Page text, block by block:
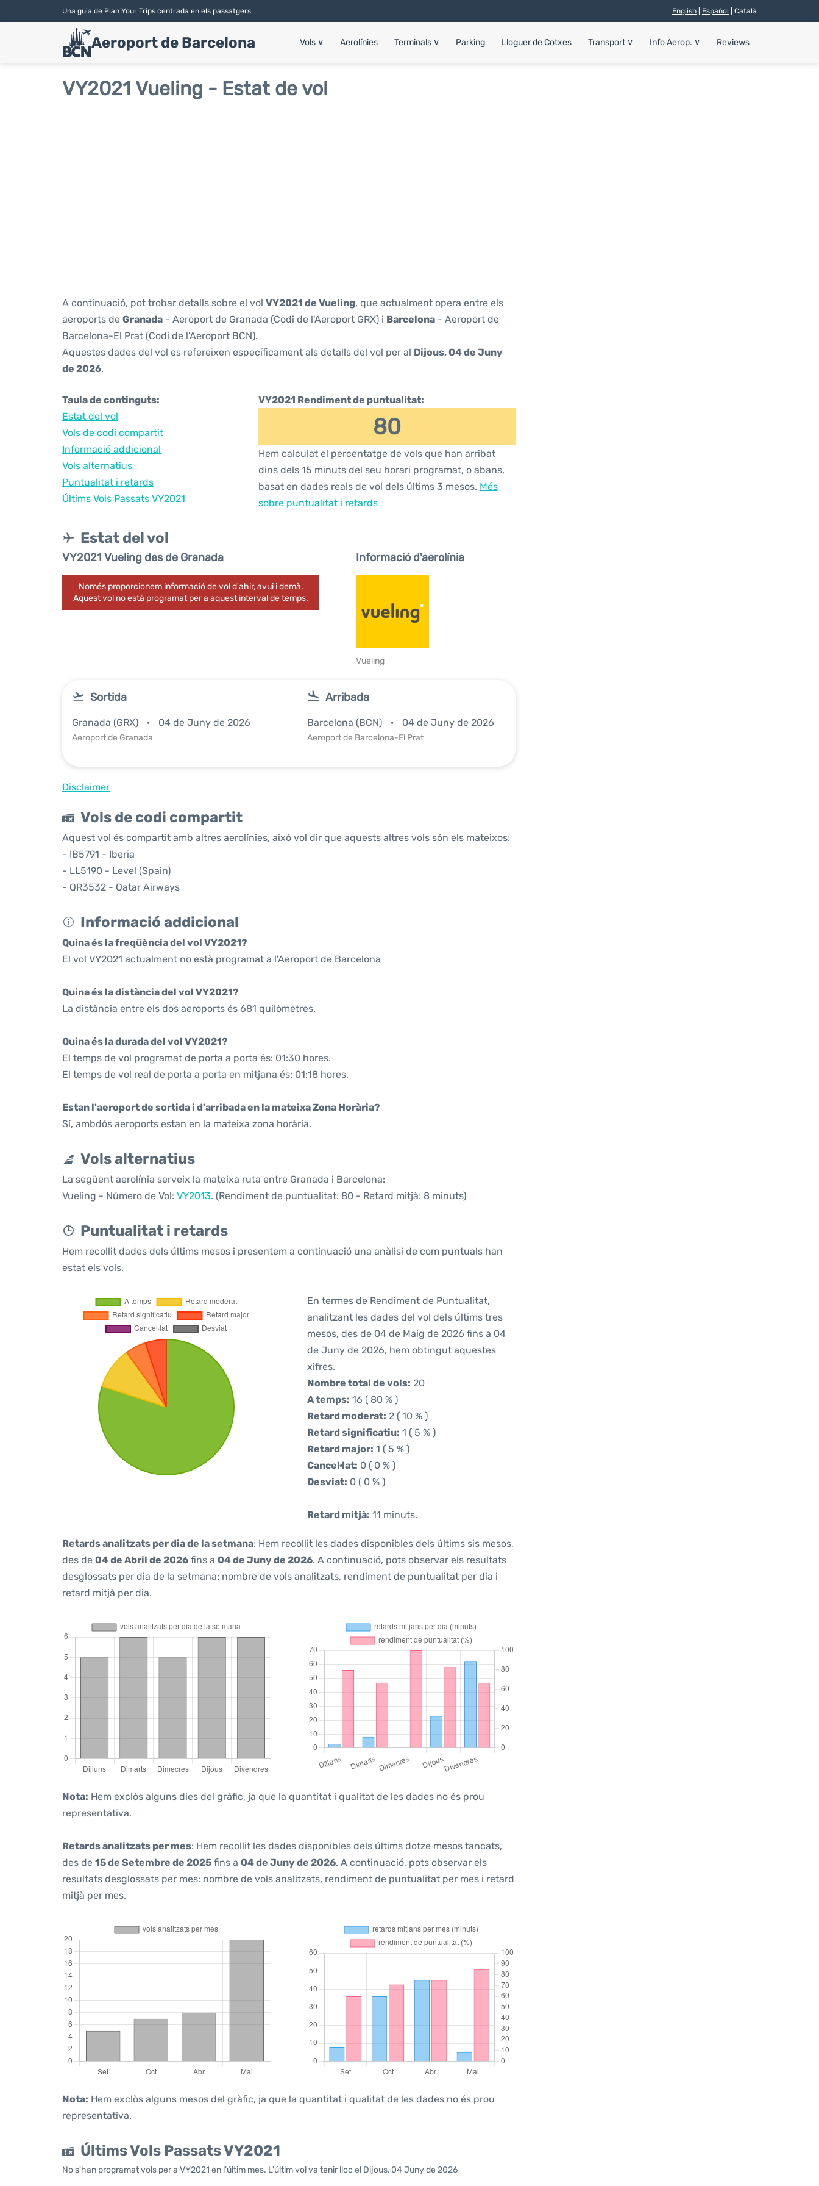
Una guia de Plan Your Trips centrada en els passatgers English Español | Català
Aeroport de Barcelona Vols ∨ Aerolínies Terminals ∨ Parking Lloguer de Cotxes Transport ∨ Info Aerop. ∨ Reviews
VY2021 Vueling - Estat de vol
A continuació, pot trobar detalls sobre el vol VY2021 de Vueling, que actualment opera entre els
aeroports de Granada - Aeroport de Granada (Codi de l'Aeroport GRX) i Barcelona - Aeroport de
Barcelona-El Prat (Codi de l'Aeroport BCN).
Aquestes dades del vol es refereixen específicament als detalls del vol per al Dijous, 04 de Juny
de 2026.
Taula de continguts:
Estat del vol
Vols de codi compartit
Informació addicional
Vols alternatius
Puntualitat i retards
Últims Vols Passats VY2021
VY2021 Rendiment de puntualitat:
80
Hem calculat el percentatge de vols que han arribat
dins dels 15 minuts del seu horari programat, o abans,
basat en dades reals de vol dels últims 3 mesos. Més
sobre puntualitat i retards
Estat del vol
VY2021 Vueling des de Granada
Només proporcionem informació de vol d'ahir, avui i demà.
Aquest vol no està programat per a aquest interval de temps.
Informació d'aerolínia
Vueling
Sortida
Granada (GRX) 04 de Juny de 2026
Aeroport de Granada
Arribada
Barcelona (BCN) 04 de Juny de 2026
Aeroport de Barcelona-El Prat
Disclaimer
Vols de codi compartit
Aquest vol és compartit amb altres aerolínies, això vol dir que aquests altres vols són els mateixos:
- IB5791 - Iberia
- LL5190 - Level (Spain)
- QR3532 - Qatar Airways
Informació addicional
Quina és la freqüència del vol VY2021?
El vol VY2021 actualment no està programat a l'Aeroport de Barcelona
Quina és la distància del vol VY2021?
La distància entre els dos aeroports és 681 quilòmetres.
Quina és la durada del vol VY2021?
El temps de vol programat de porta a porta és: 01:30 hores.
El temps de vol real de porta a porta en mitjana és: 01:18 hores.
Estan l'aeroport de sortida i d'arribada en la mateixa Zona Horària?
Sí, ambdós aeroports estan en la mateixa zona horària.
Vols alternatius
La següent aerolínia serveix la mateixa ruta entre Granada i Barcelona:
Vueling - Número de Vol: VY2013. (Rendiment de puntualitat: 80 - Retard mitjà: 8 minuts)
Puntualitat i retards
Hem recollit dades dels últims mesos i presentem a continuació una anàlisi de com puntuals han
estat els vols.
En termes de Rendiment de Puntualitat,
analitzant les dades del vol dels últims tres
mesos, des de 04 de Maig de 2026 fins a 04
de Juny de 2026, hem obtingut aquestes
xifres.
Nombre total de vols: 20
A temps: 16 ( 80 % )
Retard moderat: 2 ( 10 % )
Retard significatiu: 1 ( 5 % )
Retard major: 1 ( 5 % )
Cancel·lat: 0 ( 0 % )
Desviat: 0 ( 0 % )
Retard mitjà: 11 minuts.
Retards analitzats per dia de la setmana: Hem recollit les dades disponibles dels últims sis mesos,
des de 04 de Abril de 2026 fins a 04 de Juny de 2026. A continuació, pots observar els resultats
desglossats per dia de la setmana: nombre de vols analitzats, rendiment de puntualitat per dia i
retard mitjà per dia.
Nota: Hem exclòs alguns dies del gràfic, ja que la quantitat i qualitat de les dades no és prou
representativa.
Retards analitzats per mes: Hem recollit les dades disponibles dels últims dotze mesos tancats,
des de 15 de Setembre de 2025 fins a 04 de Juny de 2026. A continuació, pots observar els
resultats desglossats per mes: nombre de vols analitzats, rendiment de puntualitat per mes i retard
mitjà per mes.
Nota: Hem exclòs alguns mesos del gràfic, ja que la quantitat i qualitat de les dades no és prou
representativa.
Últims Vols Passats VY2021
No s'han programat vols per a VY2021 en l'últim mes. L'últim vol va tenir lloc el Dijous, 04 Juny de 2026